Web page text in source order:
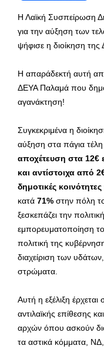
Η Λαϊκή Συσπείρωση
για την αύξηση των
ψήφισε η διοίκηση
Η απαράδεκτή αυτή
ΔΕΥΑ Παλαμά που
αγανάκτηση!
Συγκεκριμένα η
αύξηση στα πάγια τέλη
αποχέτευση στα 12€
και αντίστοιχα από
δημοτικές
κατά 71% στην πόλη
ξεσκεπάζει την
εμπορευματοποίηση
πολιτική της
διαχείριση των
στρώματα.
Αυτή η εξέλιξη
αντιλαϊκής επίθεσης
αρχών όπου ασκούν
τα αστικά κόμματα,